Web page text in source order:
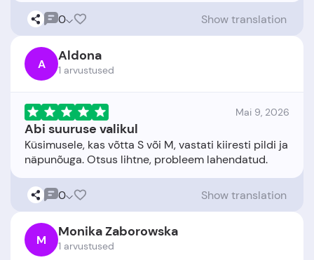
0 Show translation
A Aldona
1 arvustused
Mai 9, 2026
Abi suuruse valikul
Küsimusele, kas võtta S või M, vastati kiiresti pildi ja
0 Show translation
M Monika Zaborowska
1 arvustused